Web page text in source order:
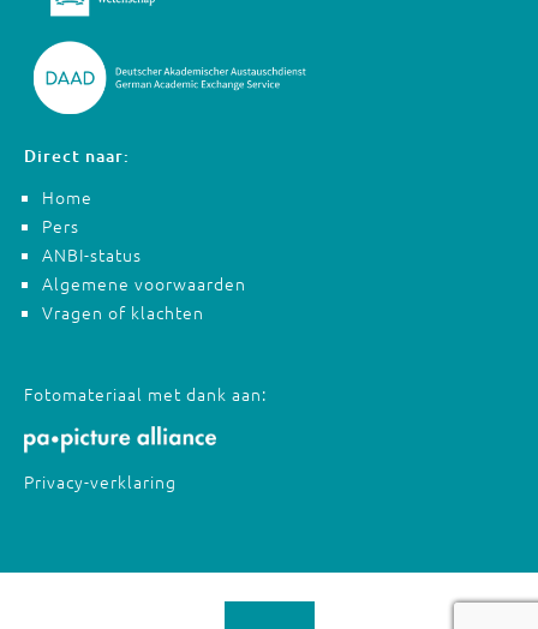
Direct naar:
Home
Pers
ANBI-status
Algemene voorwaarden
Vragen of klachten
Fotomateriaal met dank aan:
Privacy-verklaring